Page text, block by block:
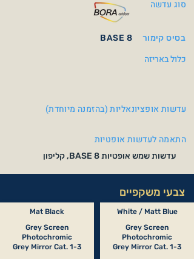
סוג עדשה
BASE 8 בסיס קימור
כלול באריזה
עדשות אופציונאליות (בהזמנה מיוחדת)
התאמה לעדשות אופטיות
עדשות שמש אופטיות BASE 8, קליפון
צבעי משקפיים
Mat Black
Grey Screen
Photochromic
Grey Mirror Cat. 1-3
White / Matt Blue
Grey Screen
Photochromic
Grey Mirror Cat. 1-3